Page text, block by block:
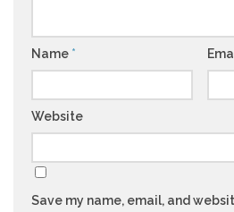
Name *
Website
Save my name, email, and